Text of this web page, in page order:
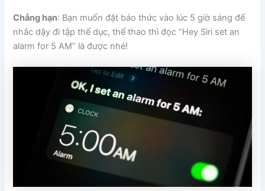
Chẳng hạn: Bạn muốn đặt báo thức vào lúc 5 giờ sáng để
nhắc dậy đi tập thể dục, thể thao thì đọc “Hey Siri set an
alarm for 5 AM” là được nhé!